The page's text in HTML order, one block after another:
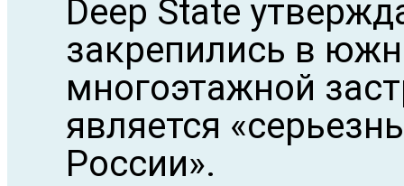
Deep State
закрепились в
многоэтажной
является
России».